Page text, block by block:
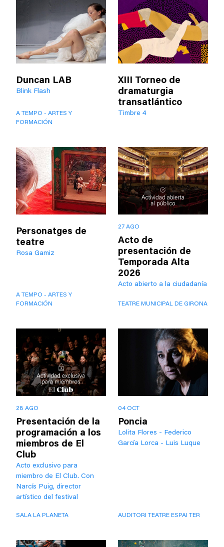
Duncan LAB
Blink Flash
A TEMPO - ARTES Y
FORMACIÓN
XIII Torneo de
dramaturgia
transatlántico
Timbre 4
Personatges de
teatre
Rosa Gamiz
A TEMPO - ARTES Y
FORMACIÓN
27 AGO
Acto de
presentación de
Temporada Alta
2026
Acto abierto a la ciudadanía
TEATRE MUNICIPAL DE GIRONA
28 AGO
Presentación de la
programación a los
miembros de El
Club
Acto exclusivo para
miembro de El Club. Con
Narcís Puig, director
artístico del festival
SALA LA PLANETA
04 OCT
Poncia
Lolita Flores - Federico
García Lorca - Luis Luque
AUDITORI TEATRE ESPAI TER